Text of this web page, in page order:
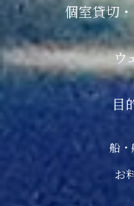
個室貸切
ウ
目
船・
お